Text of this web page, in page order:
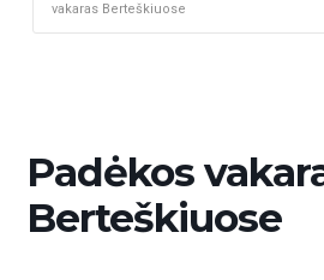
vakaras Berteškiuose
Padėkos
Berteškiuose